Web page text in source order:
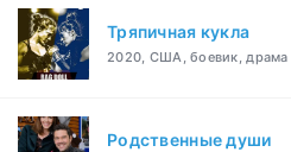
Тряпичная кукла
2020, США, боевик, драма
Родственные души